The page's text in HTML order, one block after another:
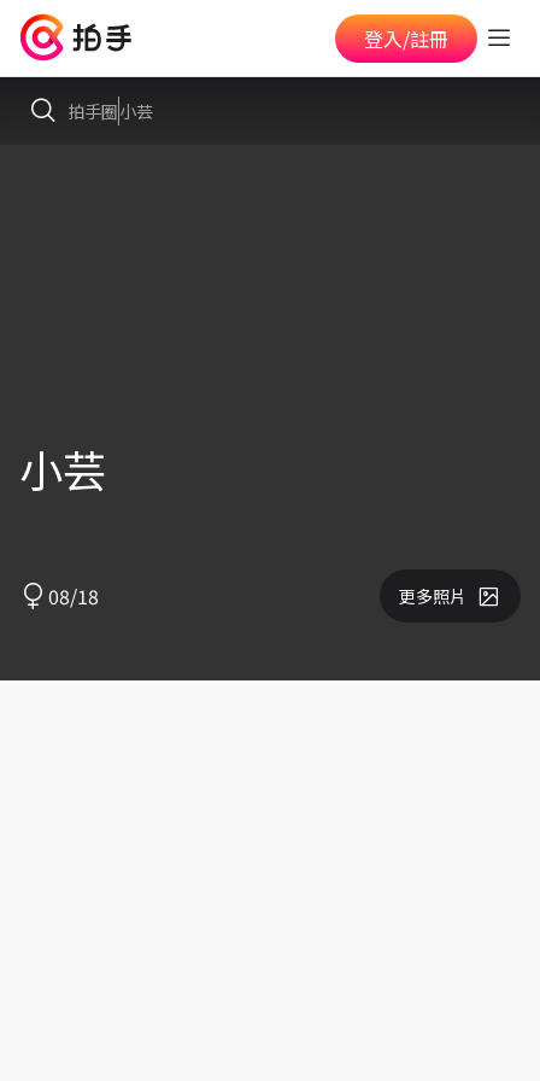
登入/註冊
拍手圈小芸
小芸
08/18 更多照片